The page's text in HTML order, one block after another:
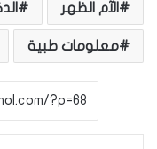
الآم الظهر
معلومات طبية